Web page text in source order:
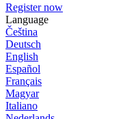
Register now
Language
Čeština
Deutsch
English
Español
Français
Magyar
Italiano